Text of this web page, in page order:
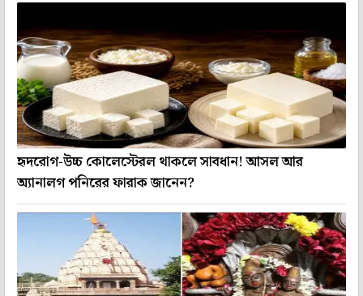
হৃদরোগ-উচ্চ কোলেস্টেরল থাকলে সাবধান! আসল আর
অ্যানালগ পনিরের ফারাক জানেন?